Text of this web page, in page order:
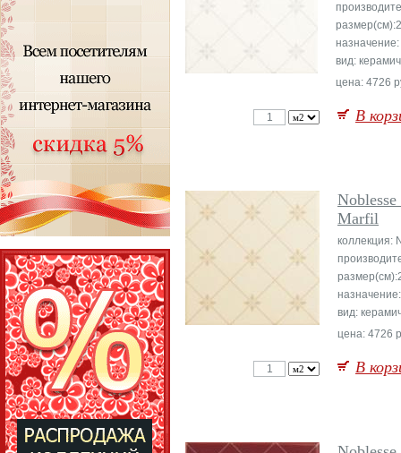
вид:
цена: 4726
В
Marfil
коллекция:
вид:
цена: 4726
В